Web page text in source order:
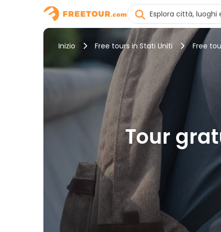
Inizio Free tours in Stati Uniti Free
Tour